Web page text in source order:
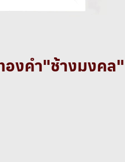
งคำ"ช้างมงคล"